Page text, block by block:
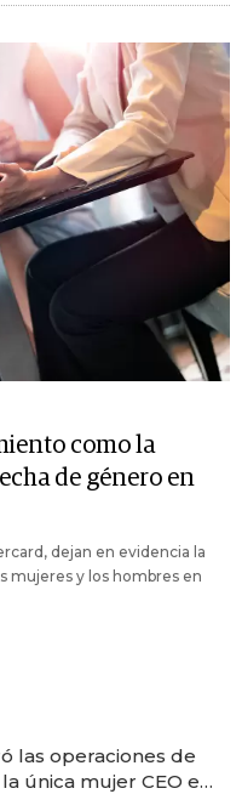
como la
de género en
dejan en evidencia la
mujeres y los hombres en
las operaciones de
única mujer CEO en